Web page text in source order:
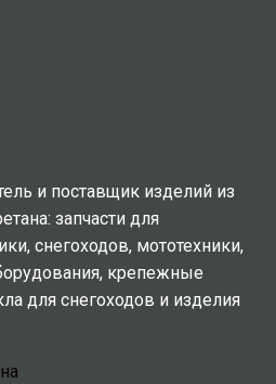
и поставщик изделий из
запчасти для
снегоходов, мототехники,
крепежные
для снегоходов и изделия